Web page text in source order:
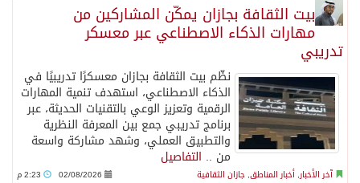
بيت الثقافة بجازان يمكّن المشاركين من
مهارات الذكاء الاصطناعي عبر معسكر
تدريبي
نظّم بيت الثقافة بجازان معسكرًا تدريبيًا في
الذكاء الاصطناعي، استهدف تنمية المهارات
الرقمية وتعزيز الوعي بالتقنيات الحديثة، عبر
برنامج تدريبي جمع بين المعرفة النظرية
والتطبيق العملي، وشهد مشاركة واسعة
من .. التفاصيل
آخر الأخبار, أخبار المناطق, جازان الثقافية 02/08/2026